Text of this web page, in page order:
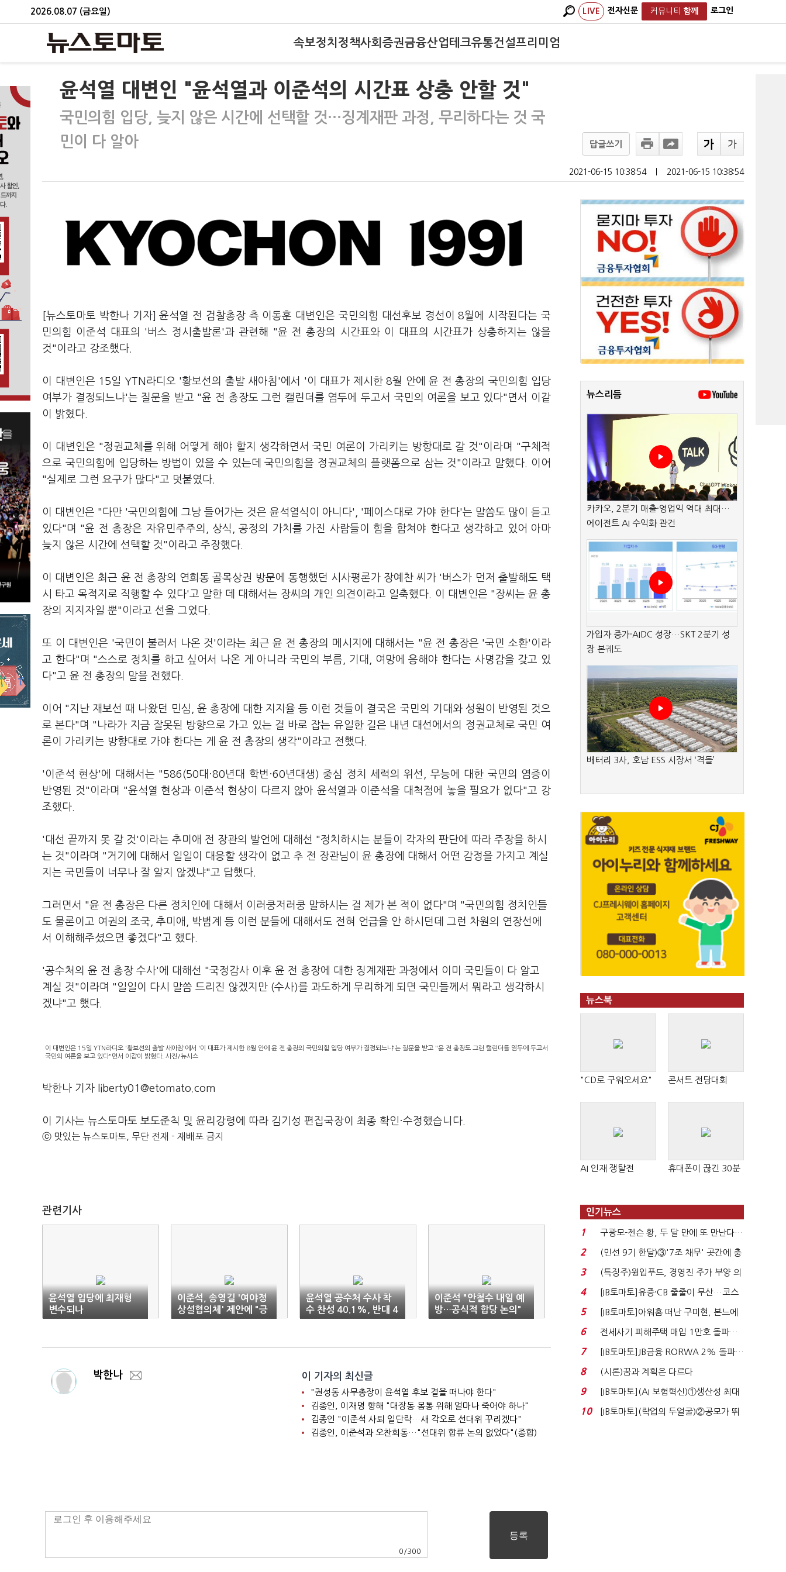
2026.08.07 (금요일) LIVE 전자신문 커뮤니티 함께 로그인
속보정치 정책사회 증권금융산업테크유통건설프리미엄
윤석열 대변인 "윤석열과 이준석의 시간표 상충 안할 것"
국민의힘 입당, 늦지 않은 시간에 선택할 것…징계재판 과정, 무리하다는 것 국
민이 다 알아
답글쓰기
2021-06-15 10:38:54 2021-06-15 10:38:54
[뉴스토마토 박한나 기자] 윤석열 전 검찰총장 측 이동훈 대변인은 국민의힘 대선후보 경선이 8월에 시작된다는 국
민의힘 이준석 대표의 '버스 정시출발론'과 관련해 "윤 전 총장의 시간표와 이 대표의 시간표가 상충하지는 않을
것"이라고 강조했다.
이 대변인은 15일 YTN라디오 '황보선의 출발 새아침'에서 '이 대표가 제시한 8월 안에 윤 전 총장의 국민의힘 입당
여부가 결정되느냐'는 질문을 받고 "윤 전 총장도 그런 캘린더를 염두에 두고서 국민의 여론을 보고 있다"면서 이같
이 밝혔다.
이 대변인은 "정권교체를 위해 어떻게 해야 할지 생각하면서 국민 여론이 가리키는 방향대로 갈 것"이라며 "구체적
으로 국민의힘에 입당하는 방법이 있을 수 있는데 국민의힘을 정권교체의 플랫폼으로 삼는 것"이라고 말했다. 이어
"실제로 그런 요구가 많다"고 덧붙였다.
이 대변인은 "다만 '국민의힘에 그냥 들어가는 것은 윤석열식이 아니다', '페이스대로 가야 한다'는 말씀도 많이 듣고
있다"며 "윤 전 총장은 자유민주주의, 상식, 공정의 가치를 가진 사람들이 힘을 합쳐야 한다고 생각하고 있어 아마
늦지 않은 시간에 선택할 것"이라고 주장했다.
이 대변인은 최근 윤 전 총장의 연희동 골목상권 방문에 동행했던 시사평론가 장예찬 씨가 '버스가 먼저 출발해도 택
시 타고 목적지로 직행할 수 있다'고 말한 데 대해서는 장씨의 개인 의견이라고 일축했다. 이 대변인은 "장씨는 윤 총
장의 지지자일 뿐"이라고 선을 그었다.
또 이 대변인은 '국민이 불러서 나온 것'이라는 최근 윤 전 총장의 메시지에 대해서는 "윤 전 총장은 '국민 소환'이라
고 한다"며 "스스로 정치를 하고 싶어서 나온 게 아니라 국민의 부름, 기대, 여망에 응해야 한다는 사명감을 갖고 있
다"고 윤 전 총장의 말을 전했다.
이어 "지난 재보선 때 나왔던 민심, 윤 총장에 대한 지지율 등 이런 것들이 결국은 국민의 기대와 성원이 반영된 것으
로 본다"며 "나라가 지금 잘못된 방향으로 가고 있는 걸 바로 잡는 유일한 길은 내년 대선에서의 정권교체로 국민 여
론이 가리키는 방향대로 가야 한다는 게 윤 전 총장의 생각"이라고 전했다.
'이준석 현상'에 대해서는 "586(50대·80년대 학번·60년대생) 중심 정치 세력의 위선, 무능에 대한 국민의 염증이
반영된 것"이라며 "윤석열 현상과 이준석 현상이 다르지 않아 윤석열과 이준석을 대척점에 놓을 필요가 없다"고 강
조했다.
'대선 끝까지 못 갈 것'이라는 추미애 전 장관의 발언에 대해선 "정치하시는 분들이 각자의 판단에 따라 주장을 하시
는 것"이라며 "거기에 대해서 일일이 대응할 생각이 없고 추 전 장관님이 윤 총장에 대해서 어떤 감정을 가지고 계실
지는 국민들이 너무나 잘 알지 않겠냐"고 답했다.
그러면서 "윤 전 총장은 다른 정치인에 대해서 이러쿵저러쿵 말하시는 걸 제가 본 적이 없다"며 "국민의힘 정치인들
도 물론이고 여권의 조국, 추미애, 박범계 등 이런 분들에 대해서도 전혀 언급을 안 하시던데 그런 차원의 연장선에
서 이해해주셨으면 좋겠다"고 했다.
'공수처의 윤 전 총장 수사'에 대해선 "국정감사 이후 윤 전 총장에 대한 징계재판 과정에서 이미 국민들이 다 알고
계실 것"이라며 "일일이 다시 말씀 드리진 않겠지만 (수사)를 과도하게 무리하게 되면 국민들께서 뭐라고 생각하시
겠냐"고 했다.
이 대변인은 15일 YTN라디오 '황보선의 출발 새아침'에서 '이 대표가 제시한 8월 안에 윤 전 총장의 국민의힘 입당 여부가 결정되느냐'는 질문을 받고 "윤 전 총장도 그런 캘린더를 염두에 두고서
국민의 여론을 보고 있다"면서 이같이 밝혔다. 사진/뉴시스
박한나 기자 liberty01@etomato.com
이 기사는 뉴스토마토 보도준칙 및 윤리강령에 따라 김기성 편집국장이 최종 확인·수정했습니다.
ⓒ 맛있는 뉴스토마토, 무단 전재 - 재배포 금지
관련기사
윤석열 입당에 최재형
변수되나
이준석, 송영길 '여야정
상설협의체' 제안에 "긍
정 평가"
윤석열 공수처 수사 착
수 찬성 40.1%, 반대 4
7% 팽팽
이준석 "안철수 내일 예
방…공식적 합당 논의"
박한나 이 기자의 최신글
"권성동 사무총장이 윤석열 후보 곁을 떠나야 한다"
김종인, 이재명 향해 "대장동 몸통 위해 얼마나 죽어야 하나"
김종인 "이준석 사퇴 일단락…새 각오로 선대위 꾸리겠다"
김종인, 이준석과 오찬회동…"선대위 합류 논의 없었다"(종합)
0 /300
뉴스리듬
카카오, 2분기 매출·영업익 역대 최대…
에이전트 AI 수익화 관건
가입자 증가·AIDC 성장…SKT 2분기 성
장 본궤도
배터리 3사, 호남 ESS 시장서 ‘격돌’
뉴스북
"CD로 구워오세요" 콘서트 전당대회
AI 인재 쟁탈전 휴대폰이 끊긴 30분
인기뉴스
1
구광모-젠슨 황, 두 달 만에 또 만난다…
로봇·AI 등 논...
2
(민선 9기 한달)③'7조 채무' 곳간에 충
격…추미애, 20년...
3
(특징주)윙입푸드, 경영진 주가 부양 의
지에 상한가...
4
[IB토마토]유증·CB 줄줄이 무산…코스
닥 벌점 급증에 ...
5
[IB토마토]아워홈 떠난 구미현, 본느에
340억 베팅…가...
6
전세사기 피해주택 매입 1만호 돌파…
누적 피해자 4만2...
7
[IB토마토]JB금융 RORWA 2% 돌파…
실적 견인은 은행 ...
8 (시론)꿈과 계획은 다르다
9
[IB토마토](AI 보험혁신)①생산성 최대
80% 개선…현실...
10
[IB토마토](락업의 두얼굴)②공모가 뛰